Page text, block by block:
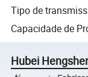
Tipo de
Capacidade de
Hubei